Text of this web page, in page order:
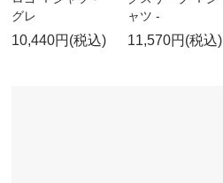
グレ
10,440円(税込)
ャツ -
11,570円(税込)